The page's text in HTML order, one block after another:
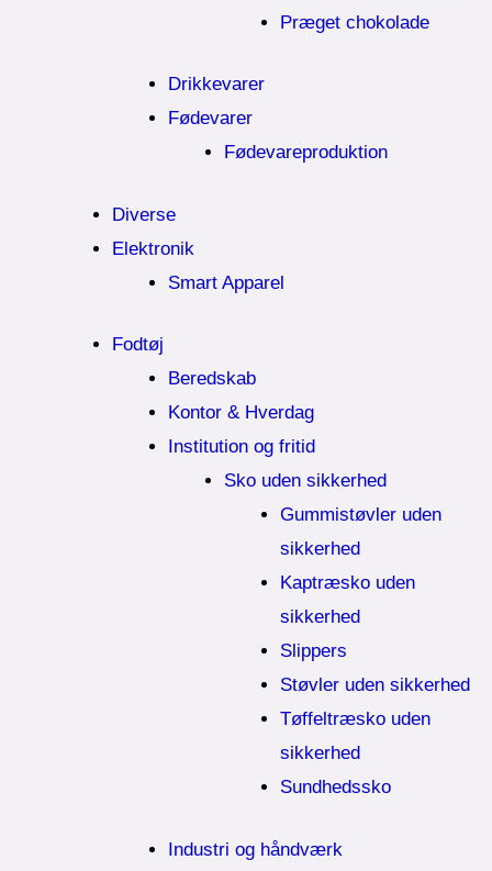
Præget chokolade
Drikkevarer
Fødevarer
Fødevareproduktion
Diverse
Elektronik
Smart Apparel
Fodtøj
Beredskab
Kontor & Hverdag
Institution og fritid
Sko uden sikkerhed
Gummistøvler uden
sikkerhed
Kaptræsko uden
sikkerhed
Slippers
Støvler uden sikkerhed
Tøffeltræsko uden
sikkerhed
Sundhedssko
Industri og håndværk